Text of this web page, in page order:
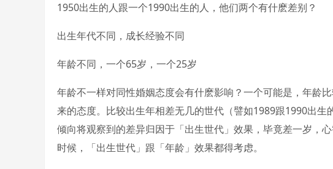
1950出生的人跟一个1990出生的人，他们两个有什麽差别？
出生年代不同，成长经验不同
年龄不同，一个65岁，一个25岁
年龄不一样对同性婚姻态度会有什麽影响？一个可能是，年龄
来的态度。比较出生年相差无几的世代（譬如1989跟1990出
倾向将观察到的差异归因于「出生世代」效果，毕竟差一岁，
时候，「出生世代」跟「年龄」效果都得考虑。